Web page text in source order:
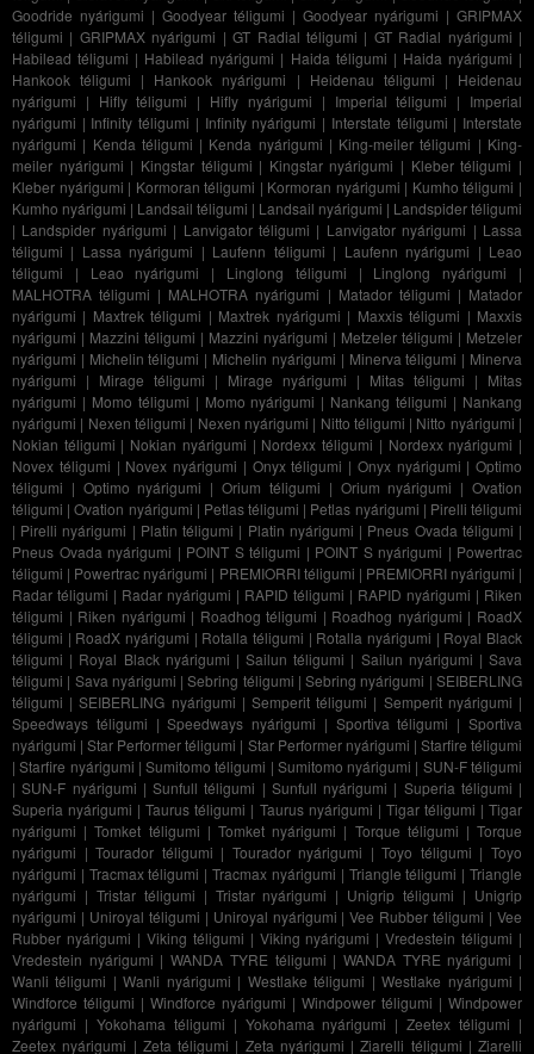
Goodride nyárigumi | Goodyear téligumi | Goodyear nyárigumi | GRIPMAX
téligumi | GRIPMAX nyárigumi |GT Radial téligumi | GT Radial nyárigumi |
Habilead téligumi | Habilead nyárigumi | Haida téligumi | Haida nyárigumi |
Hankook téligumi | Hankook nyárigumi | Heidenau téligumi | Heidenau
nyárigumi | Hifly téligumi | Hifly nyárigumi | Imperial téligumi | Imperial
nyárigumi | Infinity téligumi | Infinity nyárigumi | Interstate téligumi | Interstate
nyárigumi | Kenda téligumi | Kenda nyárigumi | King-meiler téligumi | King-
meiler nyárigumi | Kingstar téligumi | Kingstar nyárigumi | Kleber téligumi |
Kleber nyárigumi | Kormoran téligumi | Kormoran nyárigumi | Kumho téligumi |
Kumho nyárigumi | Landsail téligumi | Landsail nyárigumi | Landspider téligumi
| Landspider nyárigumi | Lanvigator téligumi | Lanvigator nyárigumi | Lassa
téligumi | Lassa nyárigumi | Laufenn téligumi | Laufenn nyárigumi | Leao
téligumi | Leao nyárigumi | Linglong téligumi | Linglong nyárigumi |
MALHOTRA téligumi | MALHOTRA nyárigumi | Matador téligumi | Matador
nyárigumi | Maxtrek téligumi | Maxtrek nyárigumi | Maxxis téligumi | Maxxis
nyárigumi | Mazzini téligumi | Mazzini nyárigumi | Metzeler téligumi | Metzeler
nyárigumi | Michelin téligumi | Michelin nyárigumi | Minerva téligumi | Minerva
nyárigumi | Mirage téligumi | Mirage nyárigumi | Mitas téligumi | Mitas
nyárigumi | Momo téligumi | Momo nyárigumi | Nankang téligumi | Nankang
nyárigumi | Nexen téligumi | Nexen nyárigumi | Nitto téligumi | Nitto nyárigumi |
Nokian téligumi | Nokian nyárigumi | Nordexx téligumi | Nordexx nyárigumi |
Novex téligumi | Novex nyárigumi | Onyx téligumi | Onyx nyárigumi | Optimo
téligumi | Optimo nyárigumi |Orium téligumi | Orium nyárigumi |Ovation
téligumi |Ovation nyárigumi | Petlas téligumi | Petlas nyárigumi | Pirelli téligumi
| Pirelli nyárigumi | Platin téligumi | Platin nyárigumi | Pneus Ovada téligumi |
Pneus Ovada nyárigumi | POINT S téligumi | POINT S nyárigumi | Powertrac
téligumi | Powertrac nyárigumi | PREMIORRI téligumi | PREMIORRI nyárigumi |
Radar téligumi | Radar nyárigumi | RAPID téligumi | RAPID nyárigumi | Riken
téligumi | Riken nyárigumi | Roadhog téligumi | Roadhog nyárigumi | RoadX
téligumi | RoadX nyárigumi | Rotalla téligumi | Rotalla nyárigumi | Royal Black
téligumi | Royal Black nyárigumi |Sailun téligumi | Sailun nyárigumi |Sava
téligumi | Sava nyárigumi |Sebring téligumi |Sebring nyárigumi |SEIBERLING
téligumi |SEIBERLING nyárigumi |Semperit téligumi | Semperit nyárigumi |
Speedways téligumi |Speedways nyárigumi | Sportiva téligumi |Sportiva
nyárigumi |Star Performer téligumi | Star Performer nyárigumi | Starfire téligumi
|Starfire nyárigumi |Sumitomo téligumi | Sumitomo nyárigumi | SUN-F téligumi
|SUN-F nyárigumi | Sunfull téligumi | Sunfull nyárigumi | Superia téligumi |
Superia nyárigumi |Taurus téligumi | Taurus nyárigumi | Tigar téligumi |Tigar
nyárigumi |Tomket téligumi | Tomket nyárigumi | Torque téligumi |Torque
nyárigumi |Tourador téligumi | Tourador nyárigumi |Toyo téligumi |Toyo
nyárigumi | Tracmax téligumi |Tracmax nyárigumi | Triangle téligumi |Triangle
nyárigumi | Tristar téligumi | Tristar nyárigumi | Unigrip téligumi | Unigrip
nyárigumi | Uniroyal téligumi | Uniroyal nyárigumi |Vee Rubber téligumi |Vee
Rubber nyárigumi | Viking téligumi | Viking nyárigumi |Vredestein téligumi |
Vredestein nyárigumi |WANDA TYRE téligumi | WANDA TYRE nyárigumi |
Wanli téligumi |Wanli nyárigumi | Westlake téligumi |Westlake nyárigumi |
Windforce téligumi | Windforce nyárigumi | Windpower téligumi | Windpower
nyárigumi | Yokohama téligumi | Yokohama nyárigumi |Zeetex téligumi |
Zeetex nyárigumi | Zeta téligumi | Zeta nyárigumi |Ziarelli téligumi | Ziarelli